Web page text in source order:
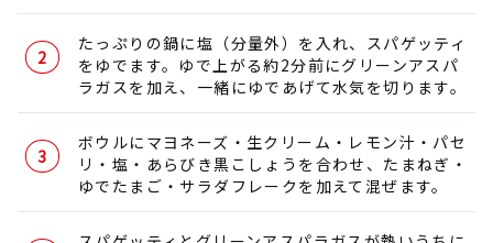
たっぷりの鍋に塩（分量外）を入れ、スパゲッティ
をゆでます。ゆで上がる約2分前にグリーンアスパ
ラガスを加え、一緒にゆであげて水気を切ります。
ボウルにマヨネーズ・生クリーム・レモン汁・パセ
リ・塩・あらびき黒こしょうを合わせ、たまねぎ・
ゆでたまご・サラダフレークを加えて混ぜます。